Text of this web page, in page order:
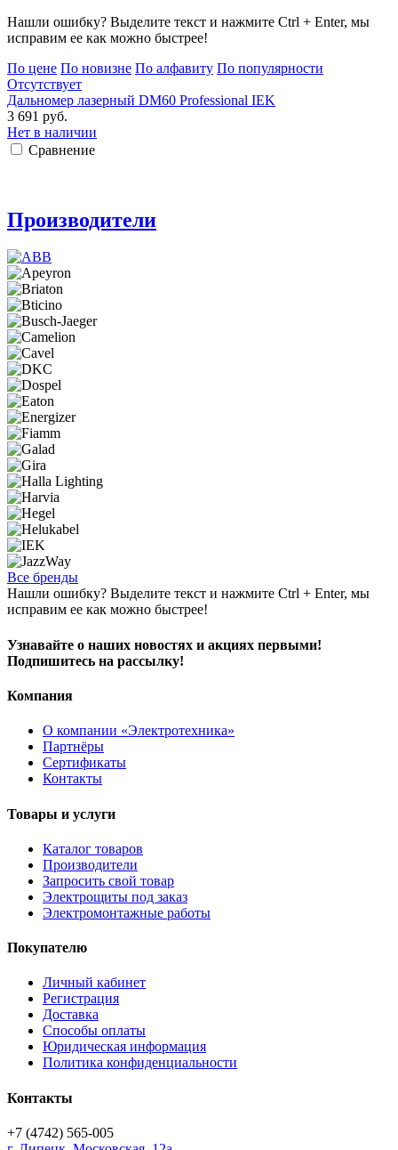
Нашли ошибку? Выделите текст и нажмите Ctrl + Enter, мы
исправим ее как можно быстрее!
По цене По новизне По алфавиту По популярности
Отсутствует
Дальномер лазерный DM60 Professional IEK
3 691 руб.
Нет в наличии
Сравнение
Производители
Все бренды
Нашли ошибку? Выделите текст и нажмите Ctrl + Enter, мы
исправим ее как можно быстрее!
Узнавайте о наших новостях и акциях первыми!
Подпишитесь на рассылку!
Компания
О компании «Электротехника»
Партнёры
Сертификаты
Контакты
Товары и услуги
Каталог товаров
Производители
Запросить свой товар
Электрощиты под заказ
Электромонтажные работы
Покупателю
Личный кабинет
Регистрация
Доставка
Способы оплаты
Юридическая информация
Политика конфиденциальности
Контакты
+7 (4742) 565-005